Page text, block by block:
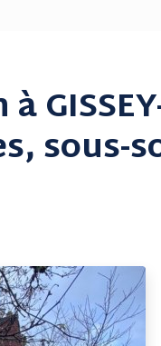
sous-